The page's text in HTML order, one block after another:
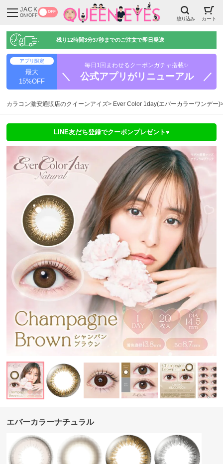
JACK
ON/OFF
OFF
絞り込み カート
残り12時間3分36秒までのご注文で即日発送
アプリ限定
最大
15%OFF
毎日1回まわせるクーポンガチャ搭載✨
＼ 公式アプリがリニューアル ／
カラコン激安通販店のクイーンアイズ Ever Color 1day(エバーカラーワンデー)
LINE友だち登録でクーポンプレゼント♥
エバーカラーナチュラル